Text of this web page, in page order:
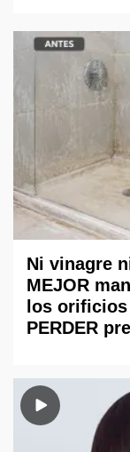
Ni vinagre
MEJOR
los
PERDER